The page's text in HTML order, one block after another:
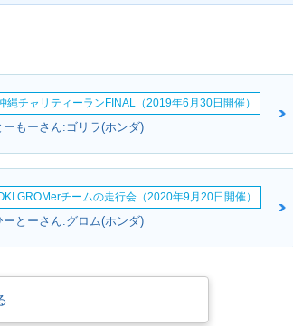
縄チャリティーランFINAL（2019年6月30日開催）
ーもーさん:ゴリラ(ホンダ)
GROMerチームの走行会（2020年9月20日開催）
ーとーさん:グロム(ホンダ)